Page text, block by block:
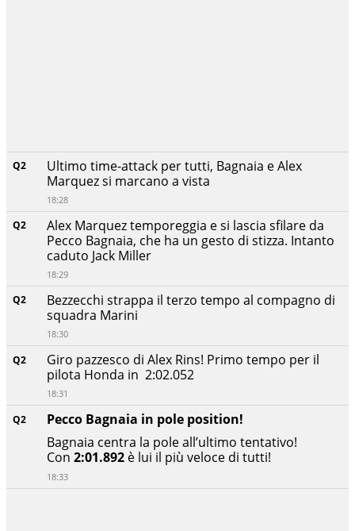
Q2
Pecco Bagnaia in pole position!
Bagnaia centra la pole all’ultimo tentativo!
Con 2:01.892 è lui il più veloce di tutti!
18:33
Q2
Giro pazzesco di Alex Rins! Primo tempo per il
pilota Honda in 2:02.052
18:31
Q2
Bezzecchi strappa il terzo tempo al compagno di
squadra Marini
18:30
Q2
Alex Marquez temporeggia e si lascia sfilare da
Pecco Bagnaia, che ha un gesto di stizza. Intanto
caduto Jack Miller
18:29
Q2
Ultimo time-attack per tutti, Bagnaia e Alex
Marquez si marcano a vista
18:28